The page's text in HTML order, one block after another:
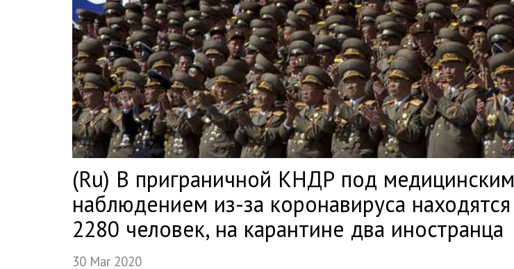
(Ru) В приграничной КНДР под медицинским
наблюдением из-за коронавируса находятся
2280 человек, на карантине два иностранца
30 Mar 2020